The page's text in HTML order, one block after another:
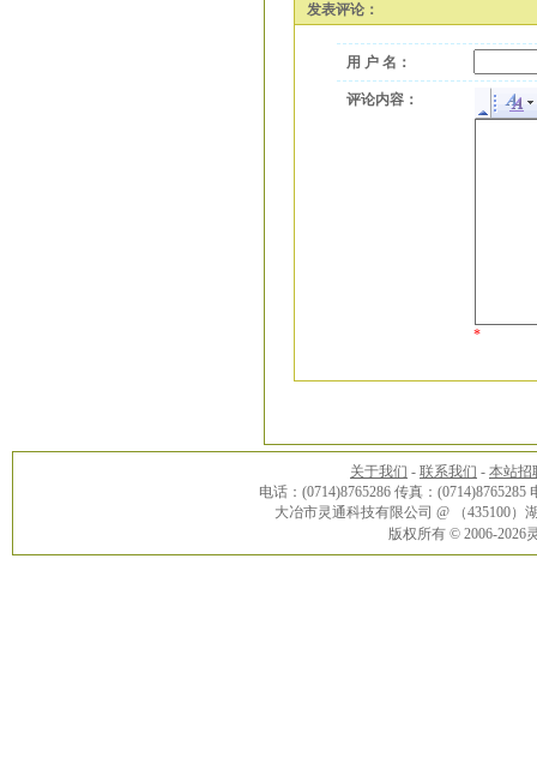
发表评论：
用 户 名：
评论内容：
*
关于我们 - 联系我们 - 本站招
电话：(0714)8765286 传真：(0714)8765285
大冶市灵通科技有限公司 @ （435100
版权所有 © 2006-2026